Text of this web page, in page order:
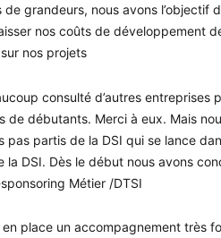
grandeurs, nous avons l’objectif
nos coûts de développement
nos projets
consulté d’autres entreprises
de débutants. Merci à eux. Mais
pas partis de la DSI qui se lance
la DSI. Dès le début nous avons
Métier /DTSI
en place un accompagnement très